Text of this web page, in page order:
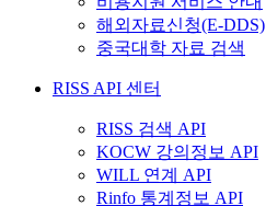
해외자료신청(E-DDS)
중국대학 자료 검색
RISS API 센터
RISS 검색 API
KOCW 강의정보 API
WILL 연계 API
Rinfo 통계정보 API